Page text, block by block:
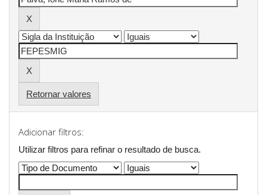
Retornar valores
Adicionar filtros:
Utilizar filtros para refinar o resultado de busca.